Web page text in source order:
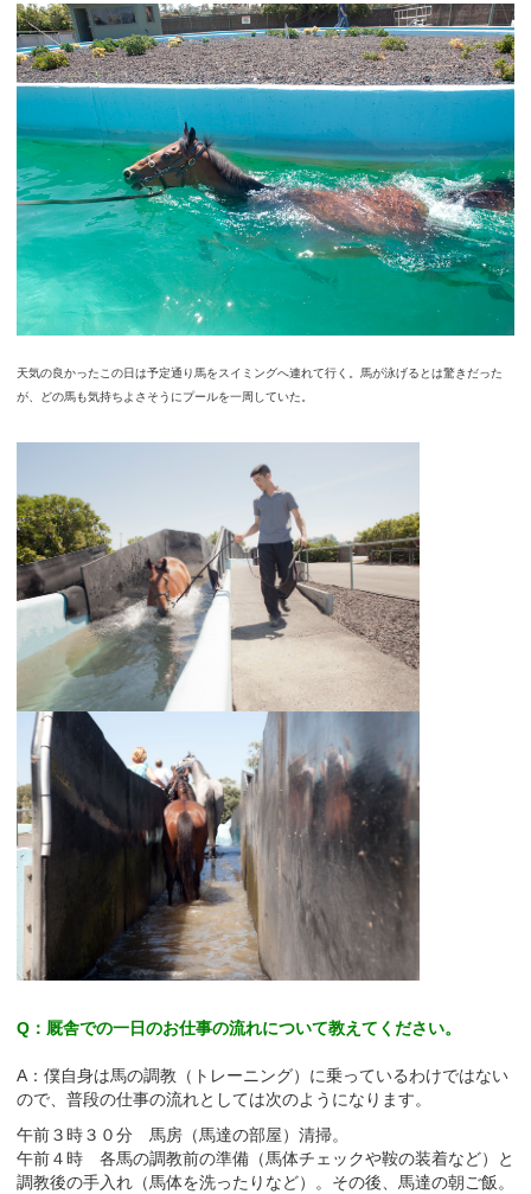
天気の良かったこの日は予定通り馬をスイミングへ連れて行く。馬が泳げるとは驚きだった
が、どの馬も気持ちよさそうにプールを一周していた。
Q：厩舎での一日のお仕事の流れについて教えてください。
A：僕自身は馬の調教（トレーニング）に乗っているわけではない
ので、普段の仕事の流れとしては次のようになります。
午前３時３０分 馬房（馬達の部屋）清掃。
午前４時 各馬の調教前の準備（馬体チェックや鞍の装着など）と
調教後の手入れ（馬体を洗ったりなど）。その後、馬達の朝ご飯。